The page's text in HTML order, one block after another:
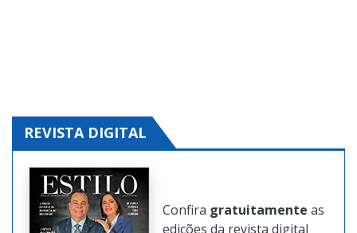
REVISTA DIGITAL
Confira gratuitamente as